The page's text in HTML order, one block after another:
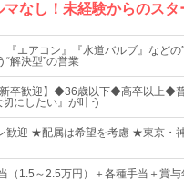
なし！未経験からのス
『エアコン』『水道バルブ』など
解決型”の営業
新卒歓迎】◆36歳以下◆高卒以上◆
にしたい』が叶う
歓迎 ★配属は希望を考慮 ★東京・
（1.5～2.5万円）＋各種手当＋賞